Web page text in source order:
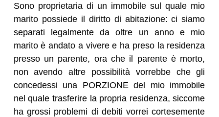
Sono proprietaria di un immobile sul quale mio
marito possiede il diritto di abitazione: ci siamo
separati legalmente da oltre un anno e mio
marito è andato a vivere e ha preso la residenza
presso un parente, ora che il parente è morto,
non avendo altre possibilità vorrebbe che gli
concedessi una PORZIONE del mio immobile
nel quale trasferire la propria residenza, siccome
ha grossi problemi di debiti vorrei cortesemente